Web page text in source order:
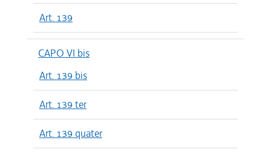
Art. 139
CAPO VI bis
Art. 139 bis
Art. 139 ter
Art. 139 quater